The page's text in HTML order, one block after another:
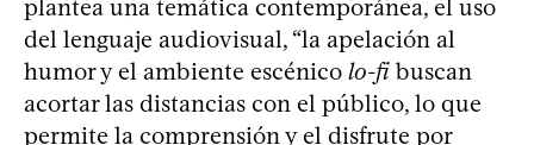
plantea una temática contemporánea, el uso
del lenguaje audiovisual, “la apelación al
humor y el ambiente escénico lo-fi buscan
acortar las distancias con el público, lo que
permite la comprensión y el disfrute por